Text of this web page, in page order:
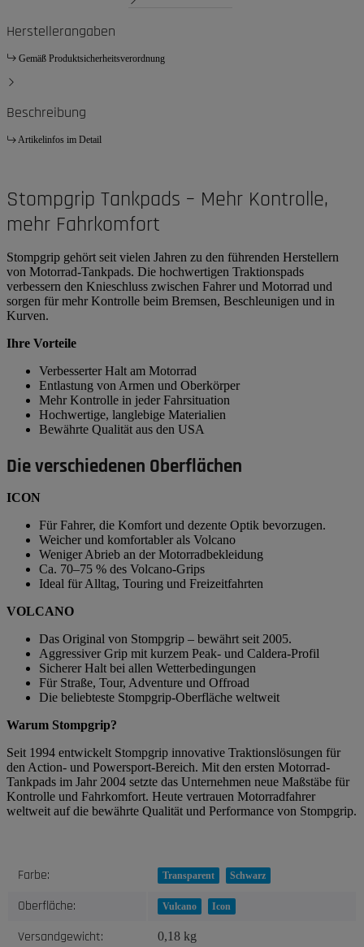
Herstellerangaben
Gemäß Produktsicherheitsverordnung
Beschreibung
Artikelinfos im Detail
Stompgrip Tankpads – Mehr Kontrolle,
mehr Fahrkomfort
Stompgrip gehört seit vielen Jahren zu den führenden Herstellern
von Motorrad-Tankpads. Die hochwertigen Traktionspads
verbessern den Knieschluss zwischen Fahrer und Motorrad und
sorgen für mehr Kontrolle beim Bremsen, Beschleunigen und in
Kurven.
Ihre Vorteile
Verbesserter Halt am Motorrad
Entlastung von Armen und Oberkörper
Mehr Kontrolle in jeder Fahrsituation
Hochwertige, langlebige Materialien
Bewährte Qualität aus den USA
Die verschiedenen Oberflächen
ICON
Für Fahrer, die Komfort und dezente Optik bevorzugen.
Weicher und komfortabler als Volcano
Weniger Abrieb an der Motorradbekleidung
Ca. 70–75 % des Volcano-Grips
Ideal für Alltag, Touring und Freizeitfahrten
VOLCANO
Das Original von Stompgrip – bewährt seit 2005.
Aggressiver Grip mit kurzem Peak- und Caldera-Profil
Sicherer Halt bei allen Wetterbedingungen
Für Straße, Tour, Adventure und Offroad
Die beliebteste Stompgrip-Oberfläche weltweit
Warum Stompgrip?
Seit 1994 entwickelt Stompgrip innovative Traktionslösungen für
den Action- und Powersport-Bereich. Mit den ersten Motorrad-
Tankpads im Jahr 2004 setzte das Unternehmen neue Maßstäbe für
Kontrolle und Fahrkomfort. Heute vertrauen Motorradfahrer
weltweit auf die bewährte Qualität und Performance von Stompgrip.
Produkteigenschaft
Wert
Farbe: Transparent Schwarz
Oberfläche: Vulcano Icon
Versandgewicht: 0,18 kg